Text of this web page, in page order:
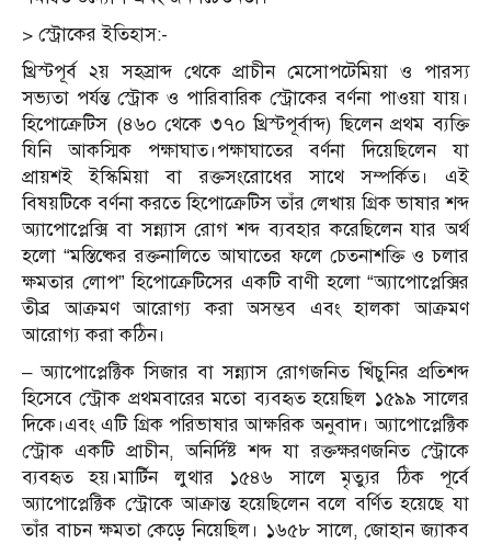
> স্ট্রোকের ইতিহাস:-
খ্রিস্টপূর্ব ২য় সহস্রাব্দ থেকে প্রাচীন মেসোপটেমিয়া ও পারস্য
সভ্যতা পর্যন্ত স্ট্রোক ও পারিবারিক স্ট্রোকের বর্ণনা পাওয়া যায়।
হিপোক্রেটিস (৪৬০ থেকে ৩৭০ খ্রিস্টপূর্বাব্দ) ছিলেন প্রথম ব্যক্তি
যিনি আকস্মিক পক্ষাঘাত।পক্ষাঘাতের বর্ণনা দিয়েছিলেন যা
প্রায়শই ইস্কিমিয়া বা রক্তসংরোধের সাথে সম্পর্কিত। এই
বিষয়টিকে বর্ণনা করতে হিপোক্রেটিস তাঁর লেখায় গ্রিক ভাষার শব্দ
অ্যাপোপ্লেক্সি বা সন্ন্যাস রোগ শব্দ ব্যবহার করেছিলেন যার অর্থ
হলো “মস্তিষ্কের রক্তনালিতে আঘাতের ফলে চেতনাশক্তি ও চলার
ক্ষমতার লোপ” হিপোক্রেটিসের একটি বাণী হলো “অ্যাপোপ্লেক্সির
তীব্র আক্রমণ আরোগ্য করা অসম্ভব এবং হালকা আক্রমণ
আরোগ্য করা কঠিন।
– অ্যাপোপ্লেক্টিক সিজার বা সন্ন্যাস রোগজনিত খিঁচুনির প্রতিশব্দ
হিসেবে স্ট্রোক প্রথমবারের মতো ব্যবহৃত হয়েছিল ১৫৯৯ সালের
দিকে।এবং এটি গ্রিক পরিভাষার আক্ষরিক অনুবাদ। অ্যাপোপ্লেক্টিক
স্ট্রোক একটি প্রাচীন, অনির্দিষ্ট শব্দ যা রক্তক্ষরণজনিত স্ট্রোকে
ব্যবহৃত হয়।মার্টিন লুথার ১৫৪৬ সালে মৃত্যুর ঠিক পূর্বে
অ্যাপোপ্লেক্টিক স্ট্রোকে আক্রান্ত হয়েছিলেন বলে বর্ণিত হয়েছে যা
তাঁর বাচন ক্ষমতা কেড়ে নিয়েছিল। ১৬৫৮ সালে, জোহান জ্যাকব